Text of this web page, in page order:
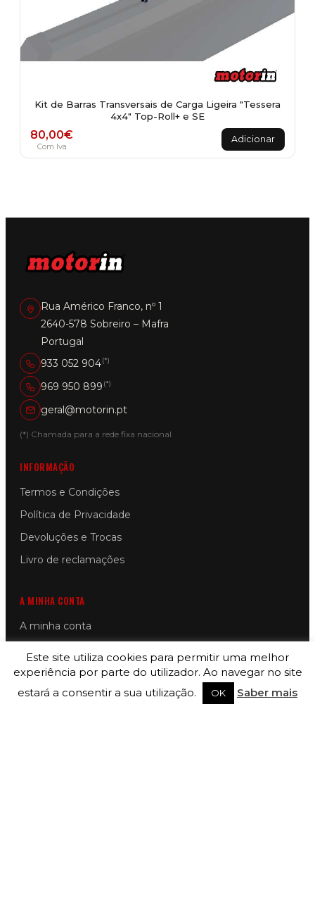
Kit de Barras Transversais de Carga Ligeira "Tessera
4x4" Top-Roll+ e SE
80,00€
Com Iva
Adicionar
Rua Américo Franco, nº 1
2640-578 Sobreiro – Mafra
Portugal
933 052 904(*)
969 950 899 (*)
geral@motorin.pt
(*) Chamada para a rede fixa nacional
INFORMAÇÃO
Termos e Condições
Política de Privacidade
Devoluções e Trocas
Livro de reclamações
A MINHA CONTA
A minha conta
As minhas moradas
Detalhes da conta
Este site utiliza cookies para permitir uma melhor
experiência por parte do utilizador. Ao navegar no site
estará a consentir a sua utilização.
OK Saber mais